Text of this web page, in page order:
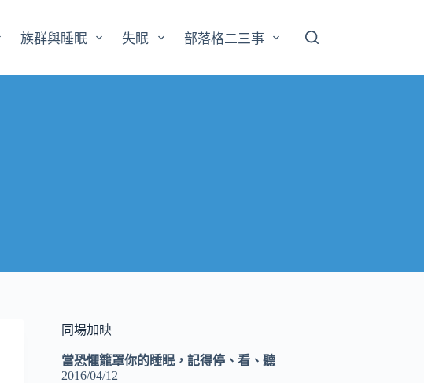
族群與睡眠 失眠 部落格二三事
同場加映
當恐懼籠罩你的睡眠，記得停、看、聽
2016/04/12